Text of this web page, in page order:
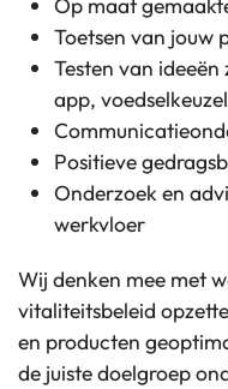
Toetsen van jouw
Testen van
app,
Positieve
Onderzoek en
werkvloer
Wij denken mee met
vitaliteitsbeleid
en producten
de juiste doelgroep